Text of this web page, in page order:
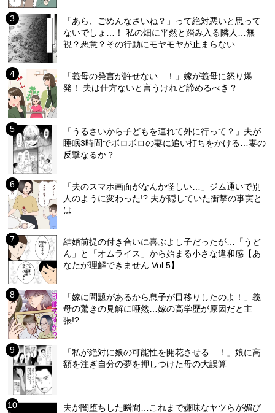
「あら、ごめんなさいね？」って絶対悪いと思って
ないでしょ…！ 私の畑に平然と踏み入る隣人…無
視？悪意？その行動にモヤモヤが止まらない
「義母の発言が許せない…！」嫁が義母に怒り爆
発！ 夫は仕方ないと言うけれど諦めるべき？
「うるさいから子どもを連れて外に行って？」夫が
睡眠3時間でボロボロの妻に追い打ちをかける…妻の
反撃なるか？
「夫のスマホ画面がなんか怪しい…」ジム通いで別
人のように変わった!? 夫が隠していた衝撃の事実と
は
結婚前提の付き合いに喜ぶよし子だったが…「うど
ん」と「オムライス」から始まる小さな違和感【あ
なたが理解できません Vol.5】
「嫁に問題があるから息子が目移りしたのよ！」義
母の驚きの見解に唖然…嫁の高学歴が原因だと主
張!?
「私が絶対に娘の可能性を開花させる…！」娘に高
額を注ぎ自分の夢を押しつけた母の大誤算
夫が闇堕ちした瞬間…これまで嫌味なヤツらが媚び